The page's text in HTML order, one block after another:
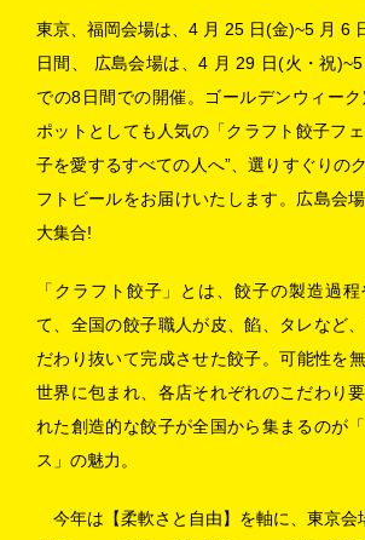
東京、福岡会場は、4 月 25 日(金)~5 月 6
日間、 広島会場は、4 月 29 日(火・祝
での8日間での開催。ゴールデンウィー
ポットとしても人気の「クラフト餃子フ
子を愛するすべての人へ”、選りすぐりの
フトビールをお届けいたします。広島会
大集合!
「クラフト餃子」とは、餃子の製造過
て、全国の餃子職人が皮、餡、タレなど
だわり抜いて完成させた餃子。可能性を
世界に包まれ、各店それぞれのこだわり
れた創造的な餃子が全国から集まるのが
ス」の魅力。
今年は【柔軟さと自由】を軸に、東京会